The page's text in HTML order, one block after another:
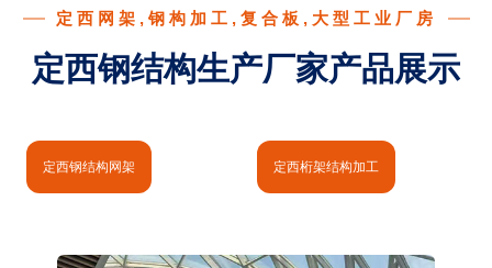
定西网架,钢构加工,复合板,大型工业厂房
定西钢结构生产厂家产品展示
定西钢结构网架 定西桁架结构加工